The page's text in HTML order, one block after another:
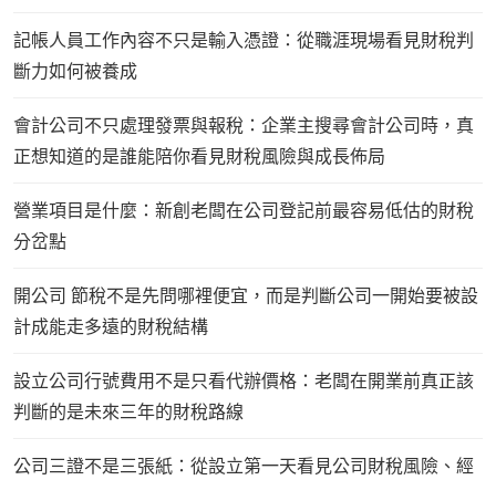
記帳人員工作內容不只是輸入憑證：從職涯現場看見財稅判
斷力如何被養成
會計公司不只處理發票與報稅：企業主搜尋會計公司時，真
正想知道的是誰能陪你看見財稅風險與成長佈局
營業項目是什麼：新創老闆在公司登記前最容易低估的財稅
分岔點
開公司 節稅不是先問哪裡便宜，而是判斷公司一開始要被設
計成能走多遠的財稅結構
設立公司行號費用不是只看代辦價格：老闆在開業前真正該
判斷的是未來三年的財稅路線
公司三證不是三張紙：從設立第一天看見公司財稅風險、經